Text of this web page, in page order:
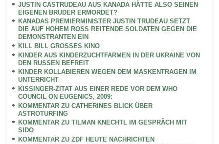
JUSTIN CASTRUDEAU AUS KANADA HÄTTE ALSO SEINEN
EIGENEN BRUDER ERMORDET?
KANADAS PREMIERMINISTER JUSTIN TRUDEAU SETZT
DIE AUF HOHEM ROSS REITENDE SOLDATEN GEGEN DIE
DEMONSTRANTEN EIN
KILL BILL GROSSES KINO
KINDER AUS KINDERZUCHTFARMEN IN DER UKRAINE VON
DEN RUSSEN BEFREIT
KINDER KOLLABIEREN WEGEN DEM MASKENTRAGEN IM
UNTERRICHT
KISSINGER-ZITAT AUS EINER REDE VOR DEM WHO
COUNCIL ON EUGENICS, 2009:
KOMMENTAR ZU CATHERINES BLICK ÜBER
ASTROTURFING
KOMMENTAR ZU TILMAN KNECHTL IM GESPRÄCH MIT
SIDO
KOMMENTAR ZU ZDF HEUTE NACHRICHTEN